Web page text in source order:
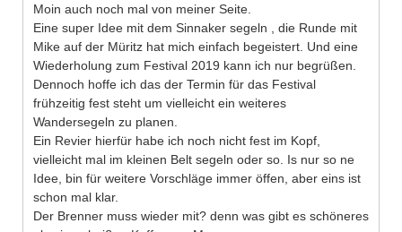
Moin auch noch mal von meiner Seite.
Eine super Idee mit dem Sinnaker segeln , die Runde mit
Mike auf der Müritz hat mich einfach begeistert. Und eine
Wiederholung zum Festival 2019 kann ich nur begrüßen.
Dennoch hoffe ich das der Termin für das Festival
frühzeitig fest steht um vielleicht ein weiteres
Wandersegeln zu planen.
Ein Revier hierfür habe ich noch nicht fest im Kopf,
vielleicht mal im kleinen Belt segeln oder so. Is nur so ne
Idee, bin für weitere Vorschläge immer öffen, aber eins ist
schon mal klar.
Der Brenner muss wieder mit? denn was gibt es schöneres